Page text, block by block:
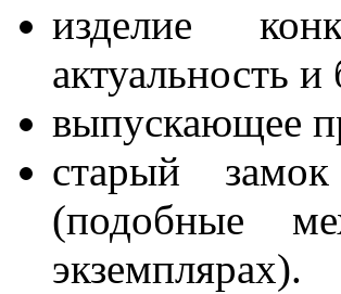
изделие
актуальность
выпускающее
старый замок
(подобные
экземплярах).